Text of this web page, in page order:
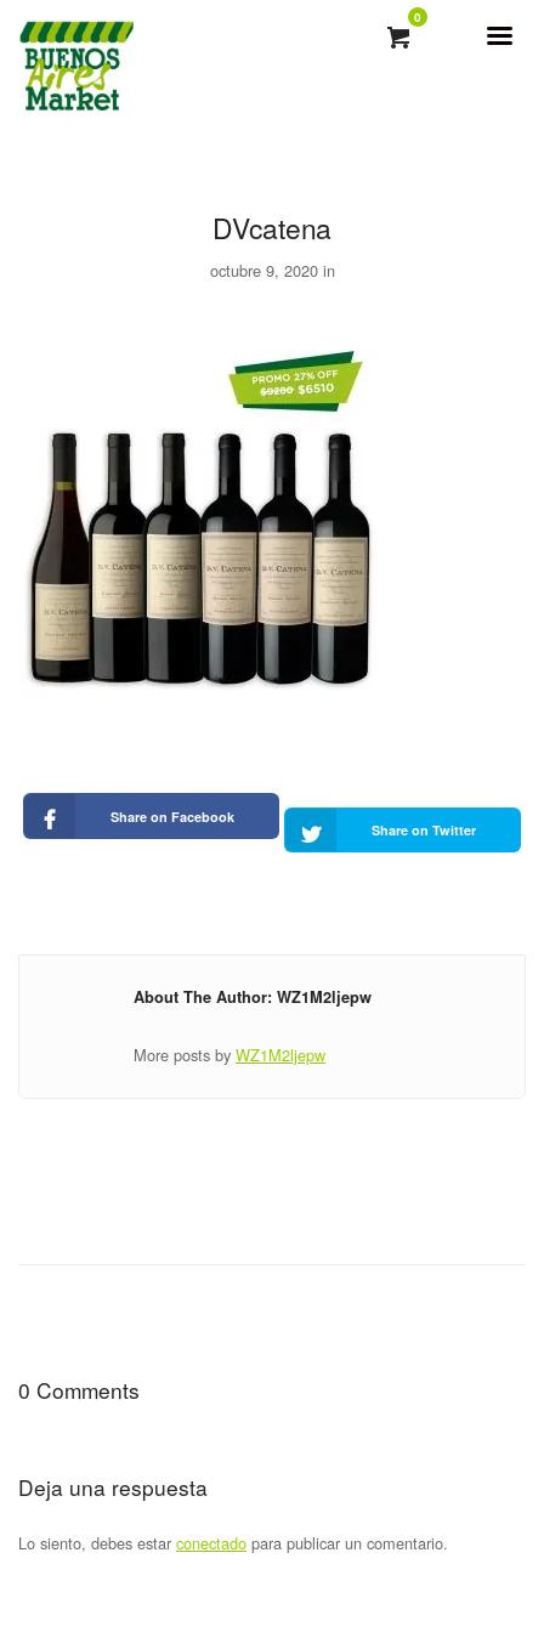
0
DVcatena
octubre 9, 2020 in
Share on Facebook
Share on Twitter
About The Author: WZ1M2ljepw
More posts byWZ1M2ljepw
0 Comments
Deja una respuesta
Lo siento, debes estar conectado para publicar un comentario.